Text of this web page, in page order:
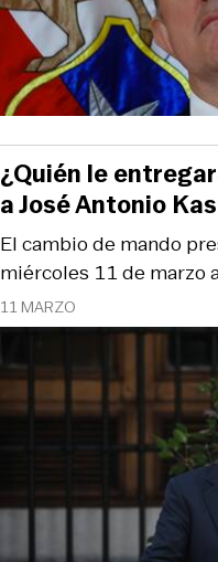
11 MARZO
El cambio de mando
miércoles 11 de marzo
¿Quién le
a José Antonio